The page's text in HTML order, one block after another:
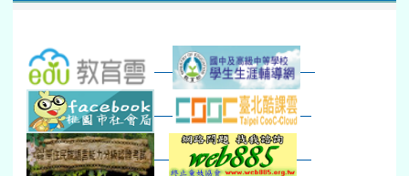
新生智力測驗補測(...
下午-新進教師研習
教師備課會議
新生訓練(整天)新生訓練(~12:00)
下午-校務會議14:00-
八九年級返校8-9
防災演練工作分配及...
30 31 2 3
本週_健康檢查週各班器材負責人訓練
發放班級書箱及晨讀...
技藝教育學程說明會...
12:30幹部訓練七年級新生健檢